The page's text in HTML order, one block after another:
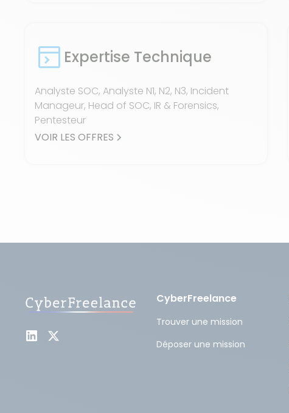
Expertise Technique
Analyste SOC, Analyste N1, N2, N3, Incident
Manageur, Head of SOC, IR & Forensics,
Pentesteur
VOIR LES OFFRES
CyberFreelance
Trouver une mission
Déposer une mission